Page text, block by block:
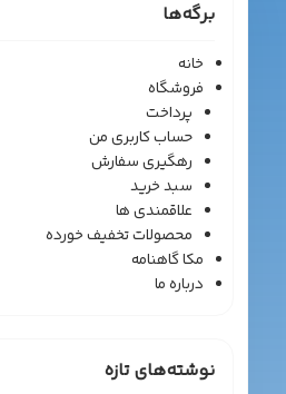
برگه‌ها
خانه
فروشگاه
پرداخت
حساب کاربری من
رهگیری سفارش
سبد خرید
علاقمندی ها
محصولات تخفیف خورده
مکا گاهنامه
درباره ما
نوشته‌های تازه